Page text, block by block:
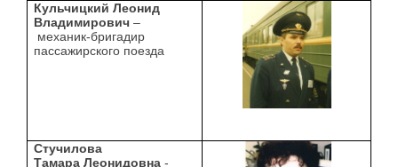
Кульчицкий Леонид
Владимирович –
механик-бригадир
пассажирского поезда
Стучилова
Тамара Леонидовна -